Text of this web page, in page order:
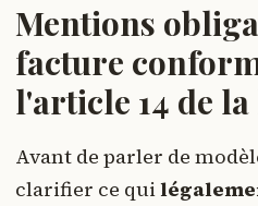
Mentions
facture
l'article 14 de
Avant de parler de
clarifier ce qui